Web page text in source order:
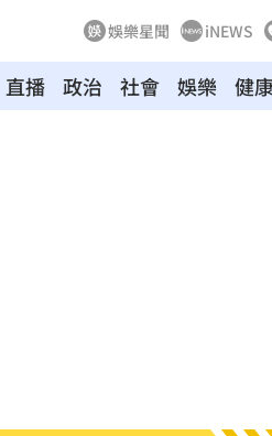
娛樂星聞 iNEWS
直播 政治 社會 娛樂 健